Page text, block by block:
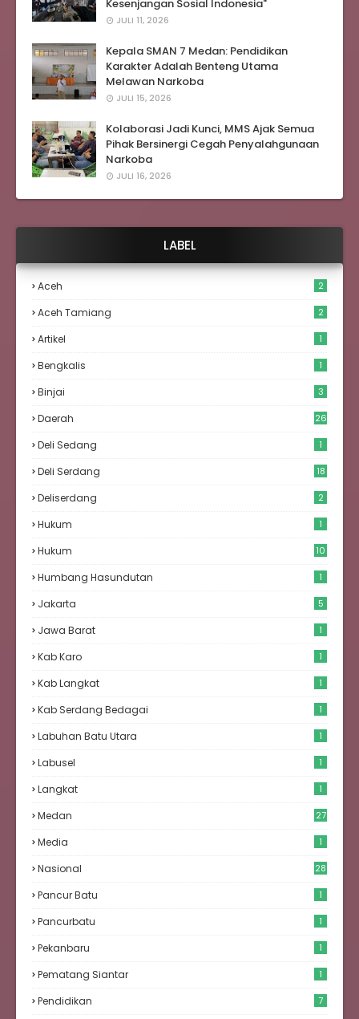
Kesenjangan Sosial Indonesia"
JULI 11, 2026
Kepala SMAN 7 Medan: Pendidikan
Karakter Adalah Benteng Utama
Melawan Narkoba
JULI 15, 2026
Kolaborasi Jadi Kunci, MMS Ajak Semua
Pihak Bersinergi Cegah Penyalahgunaan
Narkoba
JULI 16, 2026
LABEL
Aceh 2
Aceh Tamiang 2
Artikel 1
Bengkalis 1
Binjai 3
Daerah 26
Deli Sedang 1
Deli Serdang 18
Deliserdang 2
Hukum 1
Hukum 10
Humbang Hasundutan 1
Jakarta 5
Jawa Barat 1
Kab Karo 1
Kab Langkat 1
Kab Serdang Bedagai 1
Labuhan Batu Utara 1
Labusel 1
Langkat 1
Medan
27
Media 1
Nasional 28
Pancur Batu 1
Pancurbatu 1
Pekanbaru 1
Pematang Siantar 1
Pendidikan 7